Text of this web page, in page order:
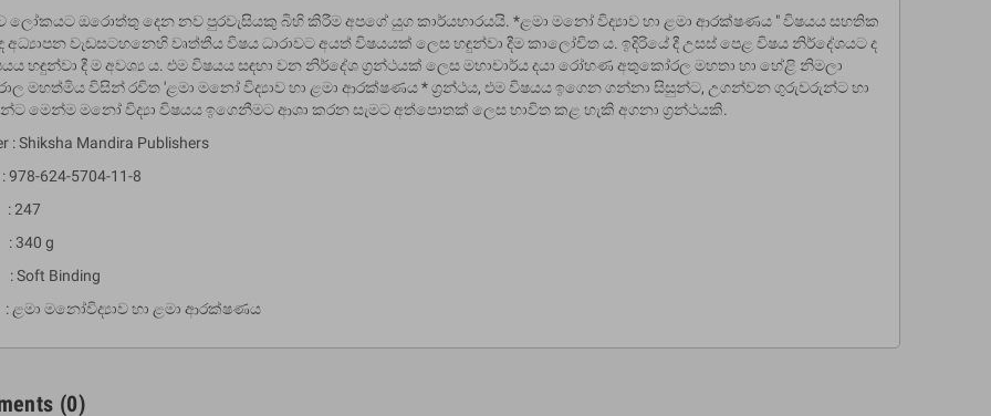
Wahanse
Rs 2,500.00
ලෝකයට ඔරොත්තු දෙන නව පුරවැසියකු බිහි කිරීම අපගේ යුග කාර්යභාරයයි. *ළමා මනෝ විද්‍යාව හා ළමා ආරක්ෂණය " විෂයය සහතික
අධ්‍යාපන වැඩසටහනෙහි වෘත්තීය විෂය ධාරාවට අයත් විෂයයක් ලෙස හඳුන්වා දීම කාලෝචිත ය. ඉදිරියේ දී උසස් පෙළ විෂය නිර්දේශයට ද
හඳුන්වා දී ම අවශ්‍ය ය. එම විෂයය සඳහා වන නිර්දේශ ග්‍රන්ථයක් ලෙස මහාචාර්ය දයා රෝහණ අතුකෝරල මහතා හා හේළි නිමලා
මහත්මිය විසින් රචිත 'ළමා මනෝ විද්‍යාව හා ළමා ආරක්ෂණය * ග්‍රන්ථය, එම විෂයය ඉගෙන ගන්නා සිසුන්ට, උගන්වන ගුරුවරුන්ට හා
මෙන්ම මනෝ විද්‍යා විෂයය ඉගෙනීමට ආශා කරන සැමට අත්පොතක් ලෙස භාවිත කළ හැකි අගනා ග්‍රන්ථයකි.
: Shiksha Mandira Publishers
624-5704-11-8
247
340 g
: Soft Binding
ළමා මනෝවිද්‍යාව හා ළමා ආරක්ෂණය
(0)